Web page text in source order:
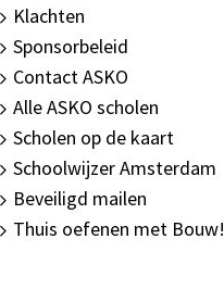
Klachten
Sponsorbeleid
Contact ASKO
Alle ASKO scholen
Scholen op de kaart
Schoolwijzer Amsterdam
Beveiligd mailen
Thuis oefenen met Bouw!